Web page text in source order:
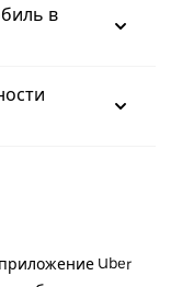
в
Uber